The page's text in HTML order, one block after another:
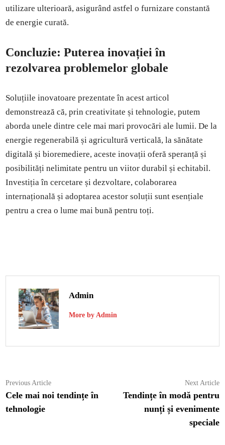
utilizare ulterioară, asigurând astfel o furnizare constantă
de energie curată.
Concluzie: Puterea inovației în
rezolvarea problemelor globale
Soluțiile inovatoare prezentate în acest articol
demonstrează că, prin creativitate și tehnologie, putem
aborda unele dintre cele mai mari provocări ale lumii. De la
energie regenerabilă și agricultură verticală, la sănătate
digitală și bioremediere, aceste inovații oferă speranță și
posibilități nelimitate pentru un viitor durabil și echitabil.
Investiția în cercetare și dezvoltare, colaborarea
internațională și adoptarea acestor soluții sunt esențiale
pentru a crea o lume mai bună pentru toți.
Admin
More by Admin
Navigare
în
articole
Previous ArticlePrevious
article:
Cele mai noi tendințe în
tehnologie
Next Article
Tendințe în modă pentru
nunți și evenimente
speciale